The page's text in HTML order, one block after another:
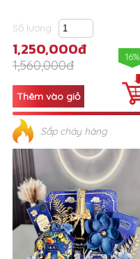
Số lượng
1,250,000đ
1,560,000đ
16%
Sắp cháy hàng